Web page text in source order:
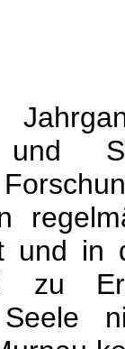
und
und in
zu
Seele